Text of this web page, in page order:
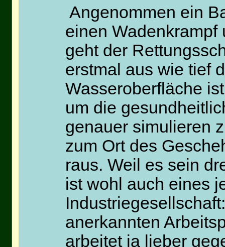
Angenommen ein
einen Wadenkrampf
geht der
erstmal aus wie tief
Wasseroberfläche
um die
genauer simulieren
zum Ort des
raus. Weil es sein
ist wohl auch eines
anerkannten
arbeitet ja lieber